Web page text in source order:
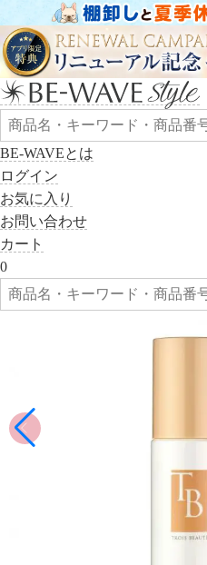
BE-WAVEとは
ログイン
お気に入り
お問い合わせ
カート
0